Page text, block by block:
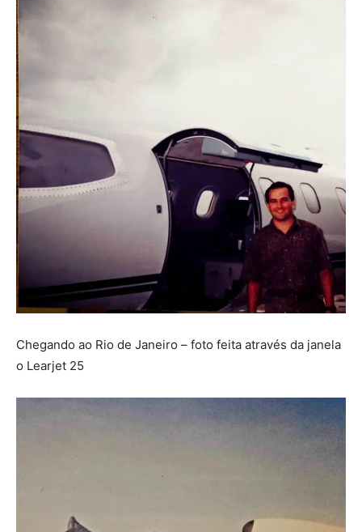
Chegando ao Rio de Janeiro – foto feita através da janela
o Learjet 25